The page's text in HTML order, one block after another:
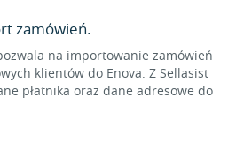
zamówień.
na importowanie zamówień
klientów do Enova. Z Sellasist
płatnika oraz dane adresowe do